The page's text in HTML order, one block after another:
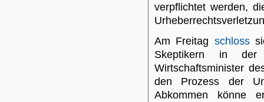
verpflichtet werden,
Am Freitag schloss
Skeptikern in
Wirtschaftsminister
den Prozess der
Abkommen könne